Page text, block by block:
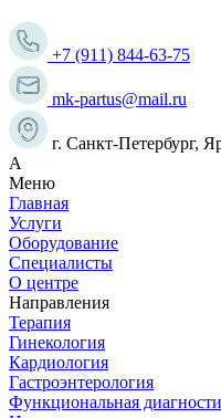
+7 (911) 844-63-75
mk-partus@mail.ru
г. Санкт-Петербург,
А
Меню
Главная
Услуги
Оборудование
Специалисты
О центре
Направления
Терапия
Гинекология
Кардиология
Гастроэнтерология
Функциональная